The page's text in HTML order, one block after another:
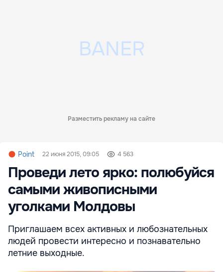
Разместить рекламу на сайте
Point 22 июня 2015, 09:05 4 563
Проведи лето ярко: полюбуйся
самыми живописными
уголками Молдовы
Приглашаем всех активных и любознательных
людей провести интересно и познавательно
летние выходные.